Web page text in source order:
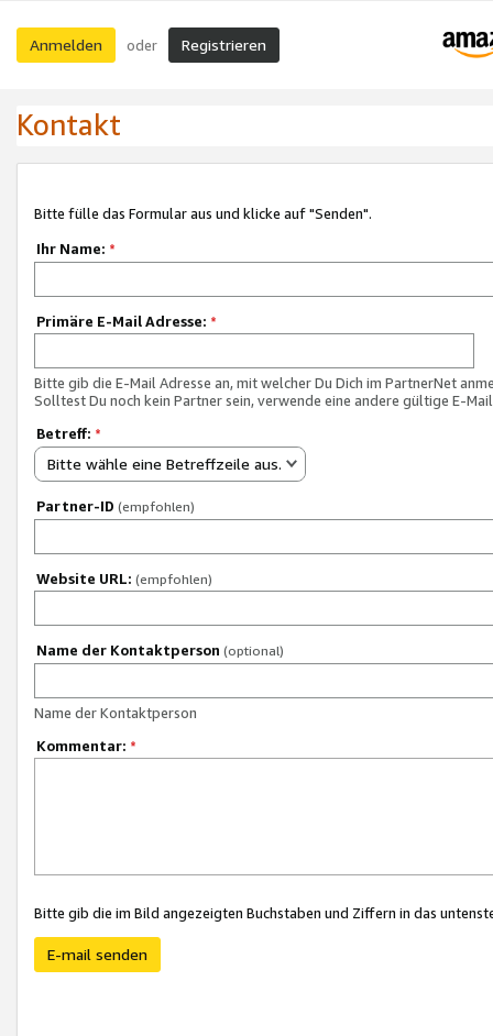
Anmelden oder Registrieren
Kontakt
Bitte fülle das Formular aus und klicke auf "Senden".
Ihr Name: *
Primäre E-Mail Adresse: *
Bitte gib die E-Mail Adresse an, mit welcher Du Dich im PartnerNet
Solltest Du noch kein Partner sein, verwende eine andere gültige E-
Betreff: *
Bitte wähle eine Betreffzeile aus.
Partner-ID (empfohlen)
Website URL: (empfohlen)
Name der Kontaktperson (optional)
Name der Kontaktperson
Kommentar: *
Bitte gib die im Bild angezeigten Buchstaben und Ziffern in das
E-mail senden